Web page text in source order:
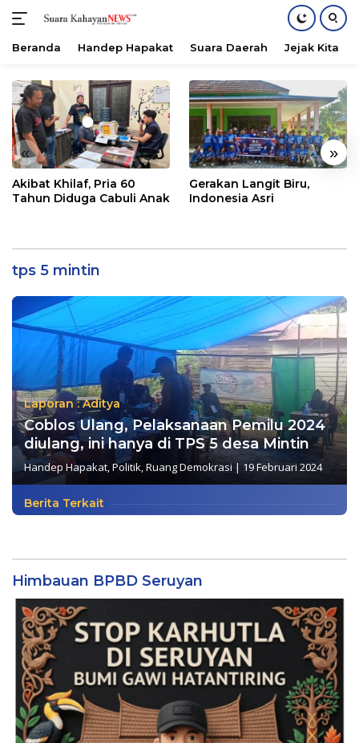
konten
Beranda Handep Hapakat Suara Daerah Jejak Kita
« »
Akibat Khilaf, Pria 60
Tahun Diduga Cabuli Anak
Gerakan Langit Biru,
Indonesia Asri
tps 5 mintin
Laporan : Aditya
Coblos Ulang, Pelaksanaan Pemilu 2024
diulang, ini hanya di TPS 5 desa Mintin
Handep Hapakat,Politik,Ruang Demokrasi | 19 Februari 2024
Berita Terkait
Himbauan BPBD Seruyan